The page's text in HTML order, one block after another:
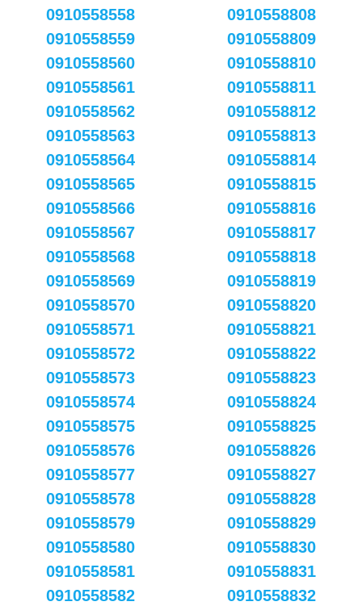
0910558558
0910558559
0910558560
0910558561
0910558562
0910558563
0910558564
0910558565
0910558566
0910558567
0910558568
0910558569
0910558570
0910558571
0910558572
0910558573
0910558574
0910558575
0910558576
0910558577
0910558578
0910558579
0910558580
0910558581
0910558582
0910558808
0910558809
0910558810
0910558811
0910558812
0910558813
0910558814
0910558815
0910558816
0910558817
0910558818
0910558819
0910558820
0910558821
0910558822
0910558823
0910558824
0910558825
0910558826
0910558827
0910558828
0910558829
0910558830
0910558831
0910558832